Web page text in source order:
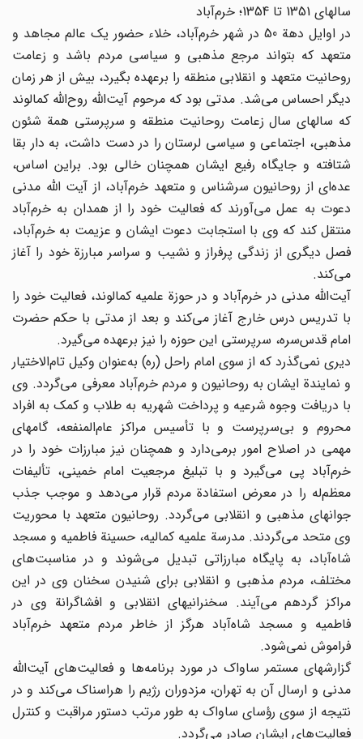
سالهای 1351 تا 1354؛ خرم‌آباد
در اوایل دهة 50 در شهر خرم‌آباد، خلاء حضور یک عالم مجاهد و
متعهد که بتواند مرجع مذهبی و سیاسی مردم باشد و زعامت
روحانیت متعهد و انقلابی منطقه را برعهده بگیرد، بیش از هر زمان
دیگر احساس می‌شد. مدتی بود که مرحوم آیت‌الله روح‌الله کمالوند
که سالهای سال زعامت روحانیت منطقه و سرپرستی همة شئون
مذهبی، اجتماعی و سیاسی لرستان را در دست داشت، به دار بقا
شتافته و جایگاه رفیع ایشان همچنان خالی بود. براین اساس،
عده‌ای از روحانیون سرشناس و متعهد خرم‌آباد، از آیت الله مدنی
دعوت به عمل می‌آورند که فعالیت خود را از همدان به خرم‌آباد
منتقل کند که وی با استجابت دعوت ایشان و عزیمت به خرم‌آباد،
فصل دیگری از زندگی پرفراز و نشیب و سراسر مبارزة خود را آغاز
می‌‌کند.
آیت‌الله مدنی در خرم‌آباد و در حوزة علمیه کمالوند، فعالیت خود را
با تدریس درس خارج آغاز می‌کند و بعد از مدتی با حکم حضرت
امام قدس‌سره، سرپرستی این حوزه را نیز برعهده می‌گیرد.
دیری نمی‌گذرد که از سوی امام راحل (ره) به‌عنوان وکیل تام‌الاختیار
و نمایندة ایشان به روحانیون و مردم خرم‌آباد معرفی می‌گردد. وی
با دریافت وجوه شرعیه و پرداخت شهریه به طلاب و کمک به افراد
محروم و بی‌سرپرست و با تأسیس مراکز عام‌المنفعه، گامهای
مهمی در اصلاح امور بر‌می‌دارد و همچنان نیز مبارزات خود را در
خرم‌آباد پی می‌گیرد و با تبلیغ مرجعیت امام خمینی، تألیفات
معظم‌له را در معرض استفادة مردم قرار می‌دهد و موجب جذب
جوانهای مذهبی و انقلابی می‌گردد. روحانیون متعهد با محوریت
وی متحد می‌گردند. مدرسة علمیه کمالیه، حسینة فاطمیه و مسجد
شاه‌آباد، به پایگاه مبارزاتی تبدیل می‌شوند و در مناسبت‌های
مختلف، مردم مذهبی و انقلابی برای شنیدن سخنان وی در این
مراکز گردهم می‌آیند. سخنرانیهای انقلابی و افشاگرانة وی در
فاطمیه و مسجد شاه‌آباد هرگز از خاطر مردم متعهد خرم‌آباد
فراموش نمی‌شود.
گزارشهای مستمر ساواک در مورد برنامه‌ها و فعالیت‌های آیت‌الله
مدنی و ارسال آن به تهران، مزدوران رژیم را هراسناک می‌کند و در
نتیجه از سوی رؤسای ساواک به طور مرتب دستور مراقبت و کنترل
فعالیت‌های ایشان صادر می‌گردد.